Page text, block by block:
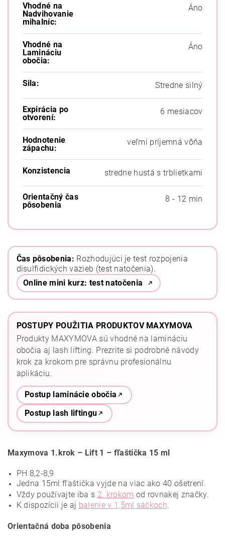
Vhodné na
Nadvihovanie
mihalníc:
Áno
Vhodné na
Lamináciu
obočia:
Áno
Sila: Stredne silný
Expirácia po
otvorení:
6 mesiacov
Hodnotenie
zápachu:
veľmi príjemná vôňa
Konzistencia stredne hustá s trblietkami
Orientačný čas
pôsobenia
8 - 12 min
Čas pôsobenia: Rozhodujúci je test rozpojenia
disulfidických väzieb (test natočenia).
Online mini kurz: test natočenia
POSTUPY POUŽITIA PRODUKTOV MAXYMOVA
Produkty MAXYMOVA sú vhodné na lamináciu
obočia aj lash lifting. Prezrite si podrobné návody
krok za krokom pre správnu profesionálnu
aplikáciu.
Postup laminácie obočia
Postup lash liftingu
Maxymova 1.krok – Lift 1 – fľaštička 15 ml
PH 8,2-8,9
Jedna 15ml fľaštička vyjde na viac ako 40 ošetrení.
Vždy používajte iba s 2. krokom od rovnakej značky.
K dispozícii je aj balenie v 1,5ml sáčkoch.
Orientačná doba pôsobenia